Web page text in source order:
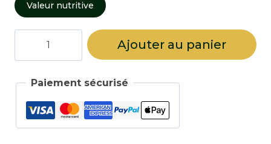
Valeur nutritive
de
Ajouter au panier
Paiement sécurisé